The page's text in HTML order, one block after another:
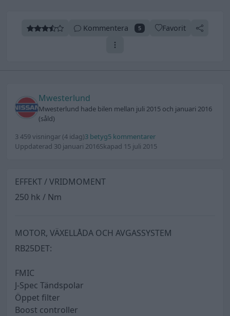
Kommentera 5 Favorit
Mwesterlund
Mwesterlund hade bilen mellan juli 2015 och januari 2016
(såld)
3 459 visningar (4 idag)3 betyg5 kommentarer
Uppdaterad 30 januari 2016Skapad 15 juli 2015
EFFEKT / VRIDMOMENT
250 hk / Nm
MOTOR, VÄXELLÅDA OCH AVGASSYSTEM
RB25DET:
FMIC
J-Spec Tändspolar
Öppet filter
Boost controller